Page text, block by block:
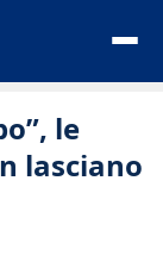
le
lasciano